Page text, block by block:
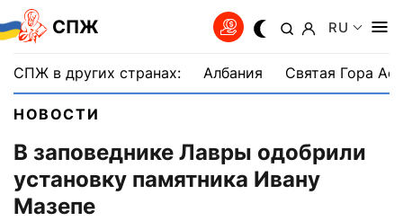
СПЖ RU
СПЖ в других странах: Албания Святая Гора
НОВОСТИ
В заповеднике Лавры одобрили
установку памятника Ивану
Мазепе